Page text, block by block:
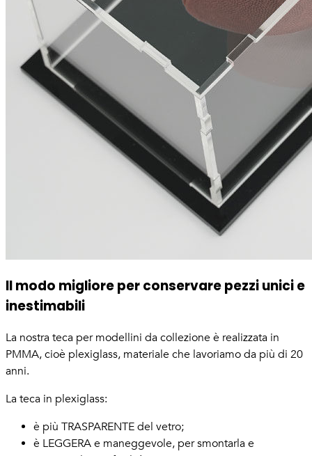
Il modo migliore per conservare pezzi unici e
inestimabili
La nostra teca per modellini da collezione è realizzata in
PMMA, cioè plexiglass, materiale che lavoriamo da più di 20
anni.
La teca in plexiglass:
è più TRASPARENTE del vetro;
è LEGGERA e maneggevole, per smontarla e